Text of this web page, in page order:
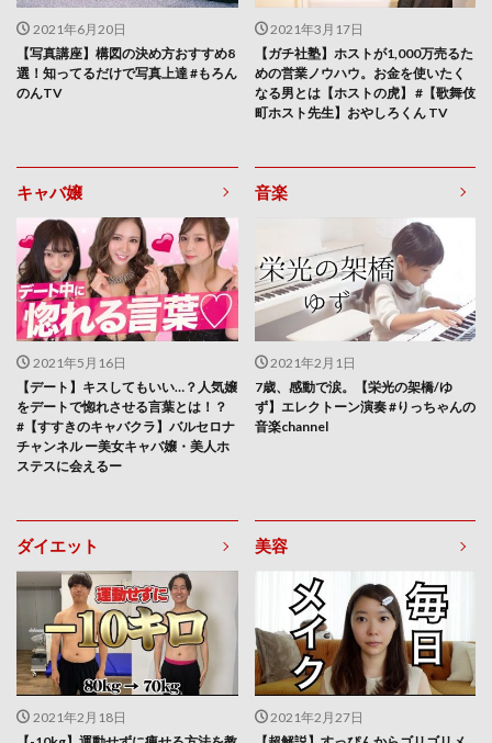
2021年6月20日
【写真講座】構図の決め方おすすめ8
選！知ってるだけで写真上達 #もろん
のんTV
2021年3月17日
【ガチ社塾】ホストが1,000万売るた
めの営業ノウハウ。お金を使いたく
なる男とは【ホストの虎】 #【歌舞伎
町ホスト先生】おやしろくん TV
キャバ嬢
2021年5月16日
【デート】キスしてもいい…？人気嬢
をデートで惚れさせる言葉とは！？
#【すすきのキャバクラ】バルセロナ
チャンネル ー美女キャバ嬢・美人ホ
ステスに会えるー
音楽
2021年2月1日
7歳、感動で涙。【栄光の架橋/ゆ
ず】エレクトーン演奏 #りっちゃんの
音楽channel
ダイエット
2021年2月18日
美容
2021年2月27日